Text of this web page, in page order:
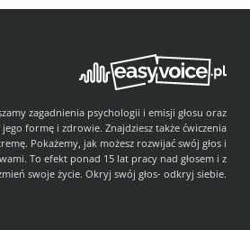
zagadnienia psychologii i emisji głosu oraz
formę i zdrowie. Znajdziesz także ćwiczenia
Pokażemy, jak możesz rozwijać swój głos i
To efekt ponad 15 lat pracy nad głosem i z
swoje życie. Okryj swój głos- odkryj siebie.